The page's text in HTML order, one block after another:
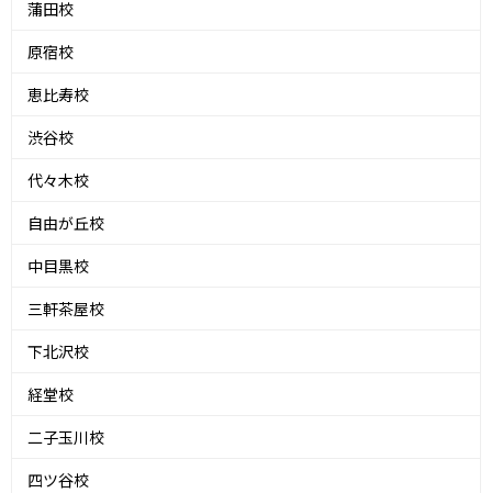
蒲田校
原宿校
恵比寿校
渋谷校
代々木校
自由が丘校
中目黒校
三軒茶屋校
下北沢校
経堂校
二子玉川校
四ツ谷校